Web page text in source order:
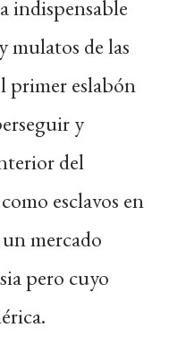
indispensable
mulatos de las
primer eslabón
y
del
esclavos en
mercado
pero cuyo